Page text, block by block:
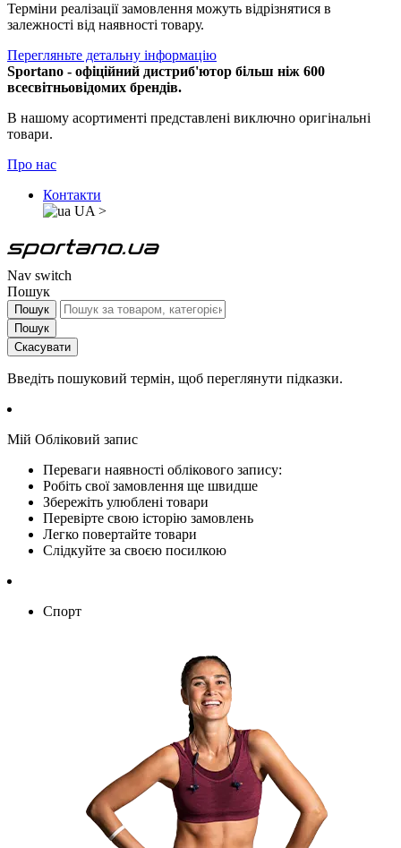
Терміни реалізації замовлення можуть відрізнятися в
залежності від наявності товару.
Перегляньте детальну інформацію
Sportano - офіційний дистриб'ютор більш ніж 600
всесвітньовідомих брендів.
В нашому асортименті представлені виключно оригінальні
товари.
Про нас
Контакти
UA >
Nav switch
Пошук
Пошук
Пошук
Скасувати
Введіть пошуковий термін, щоб переглянути підказки.
Мій Обліковий запис
Переваги наявності облікового запису:
Робіть свої замовлення ще швидше
Збережіть улюблені товари
Перевірте свою історію замовлень
Легко повертайте товари
Слідкуйте за своєю посилкою
Спорт